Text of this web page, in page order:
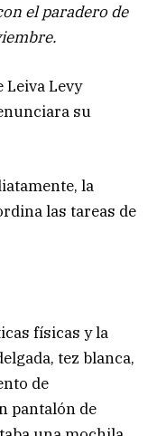
el paradero de
Leiva Levy
su
la
las tareas de
físicas y la
tez blanca,
de
pantalón de